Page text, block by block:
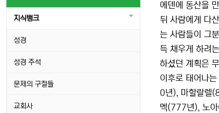
에덴에 동산을
뒤 사람에게 다
는 사람들이 그
득 채우게 하려
하셨던 계획은
이후로 태어나
0년), 마할랄렐
멕(777년), 노
지식뱅크
성경
성경 주석
문제의 구절들
교회사